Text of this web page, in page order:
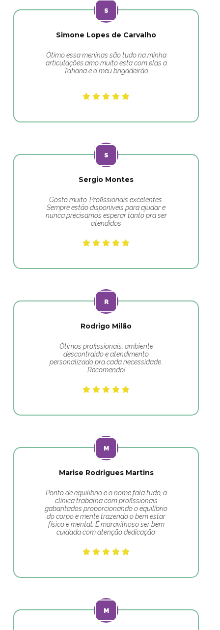
Simone Lopes de Carvalho
Ótimo essa meninas são tudo na minha
articulações amo muito esta com elas a
Tatiana e o meu brigadeirão
Sergio Montes
Gosto muito. Profissionais excelentes.
Sempre estão disponíveis para ajudar e
nunca precisamos esperar tanto pra ser
atendidos
Rodrigo Milão
Ótimos profissionais, ambiente
descontraído e atendimento
personalizado pra cada necessidade.
Recomendo!
Marise Rodrigues Martins
Ponto de equilibrio e o nome fala tudo, a
clínica trabalha com profissionais
gabaritados proporcionando o equilíbrio
do corpo e mente trazendo o bem estar
físico e mental. É maravilhoso ser bem
cuidada com atenção dedicação.